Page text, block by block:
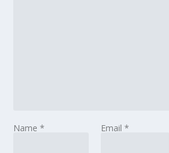
Name* Email *